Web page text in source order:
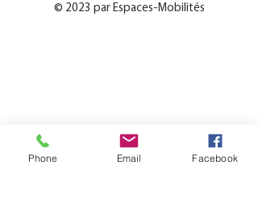
© 2023 par Espaces-Mobilités
Phone Email Facebook